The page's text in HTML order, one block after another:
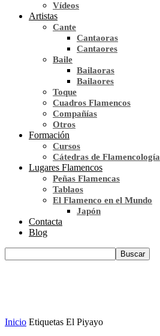
Vídeos
Artistas
Cante
Cantaoras
Cantaores
Baile
Bailaoras
Bailaores
Toque
Cuadros Flamencos
Compañías
Otros
Formación
Cursos
Cátedras de Flamencología
Lugares Flamencos
Peñas Flamencas
Tablaos
El Flamenco en el Mundo
Japón
Contacta
Blog
Inicio Etiquetas El Piyayo